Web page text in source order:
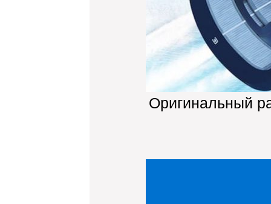
Оригинальный